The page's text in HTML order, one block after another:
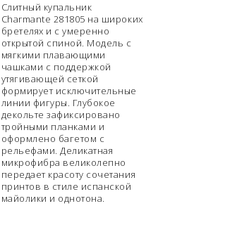
Слитный купальник
Charmante 281805 на широких
бретелях и с умеренно
открытой спиной. Модель с
мягкими плавающими
чашками с поддержкой
утягивающей сеткой
формирует исключительные
линии фигуры. Глубокое
декольте зафиксировано
тройными планками и
оформлено багетом с
рельефами. Деликатная
микрофибра великолепно
передает красоту сочетания
принтов в стиле испанской
майолики и однотона.